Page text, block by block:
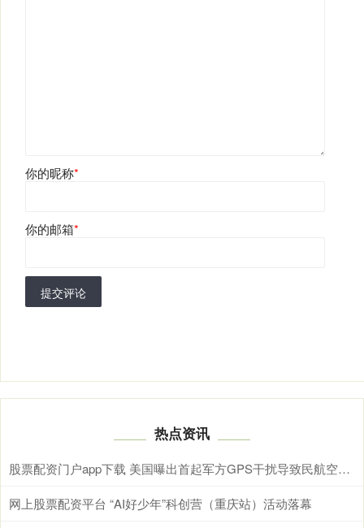
你的昵称*
你的邮箱*
提交评论
热点资讯
股票配资门户app下载 美国曝出首起军方GPS干扰导致民航空难，一架医疗机撞山，机上人员全部遇难
网上股票配资平台 “AI好少年”科创营（重庆站）活动落幕